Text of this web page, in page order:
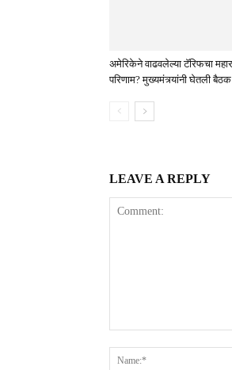
अमेरिकेने वाढवलेल्या टॅरिफचा
परिणाम? मुख्यमंत्र्यांनी घेतली बैठक
LEAVE A REPLY